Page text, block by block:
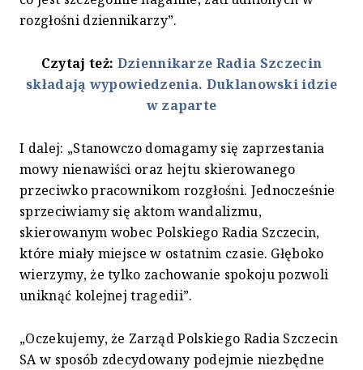
rozgłośni dziennikarzy”.
Czytaj też: Dziennikarze Radia Szczecin
składają wypowiedzenia. Duklanowski idzie
w zaparte
I dalej: „Stanowczo domagamy się zaprzestania
mowy nienawiści oraz hejtu skierowanego
przeciwko pracownikom rozgłośni. Jednocześnie
sprzeciwiamy się aktom wandalizmu,
skierowanym wobec Polskiego Radia Szczecin,
które miały miejsce w ostatnim czasie. Głęboko
wierzymy, że tylko zachowanie spokoju pozwoli
uniknąć kolejnej tragedii”.
„Oczekujemy, że Zarząd Polskiego Radia Szczecin
SA w sposób zdecydowany podejmie niezbędne